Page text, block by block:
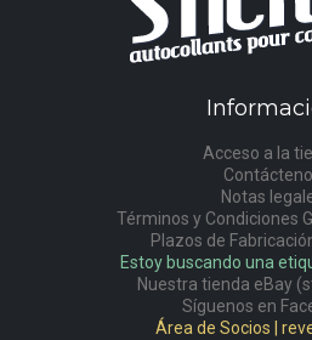
Acceso a la
Notas
Términos y Condiciones
Plazos de
Estoy buscando una
Nuestra tienda eBay
Síguenos en
Área de Socios |